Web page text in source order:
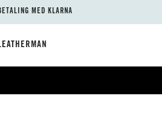
MED KLARNA